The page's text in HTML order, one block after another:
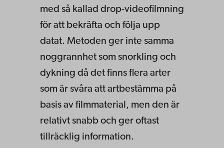
med så kallad drop-videofilmning
för att bekräfta och följa upp
datat. Metoden ger inte samma
noggrannhet som snorkling och
dykning då det finns flera arter
som är svåra att artbestämma på
basis av filmmaterial, men den är
relativt snabb och ger oftast
tillräcklig information.